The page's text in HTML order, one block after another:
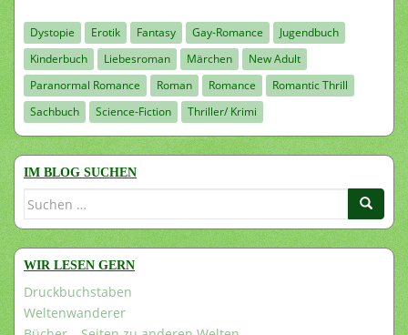
Dystopie Erotik Fantasy Gay-Romance
Jugendbuch
Kinderbuch
Liebesroman Märchen
New Adult
Paranormal Romance
Roman Romance
Romantic Thrill
Sachbuch
Science-Fiction Thriller/ Krimi
IM BLOG SUCHEN
Suchen
WIR LESEN GERN
Druckbuchstaben
Weltenwanderer